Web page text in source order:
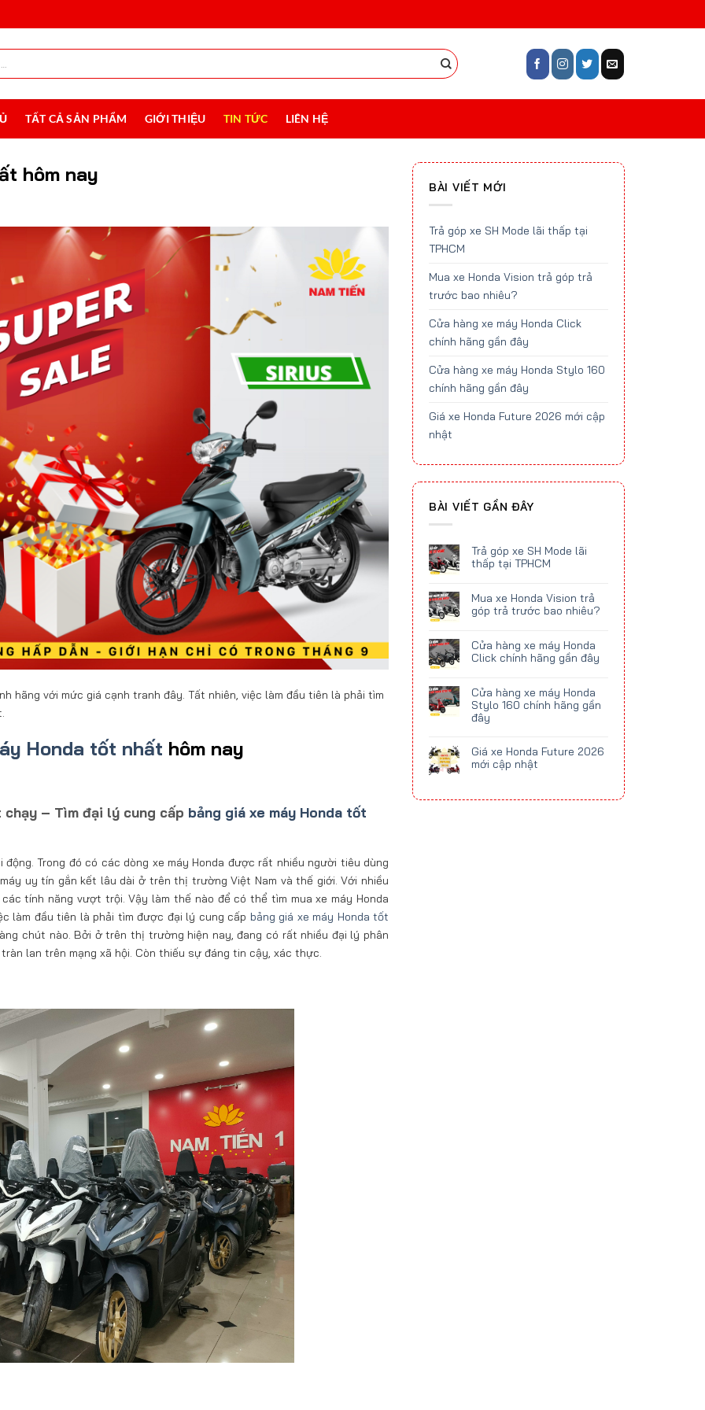
TẤT CẢ SẢN PHẨM GIỚI THIỆU TIN TỨC LIÊN HỆ
hôm nay
hãng với mức giá cạnh tranh đây. Tất nhiên, việc làm đầu tiên là phải tìm
Honda tốt nhất hôm nay
chạy – Tìm đại lý cung cấp bảng giá xe máy Honda tốt
Trong đó có các dòng xe máy Honda được rất nhiều người tiêu dùng
uy tín gắn kết lâu dài ở trên thị trường Việt Nam và thế giới. Với nhiều
tính năng vượt trội. Vậy làm thế nào để có thể tìm mua xe máy Honda
làm đầu tiên là phải tìm được đại lý cung cấp bảng giá xe máy Honda tốt
chút nào. Bởi ở trên thị trường hiện nay, đang có rất nhiều đại lý phân
lan trên mạng xã hội. Còn thiếu sự đáng tin cậy, xác thực.
BÀI VIẾT MỚI
Trả góp xe SH Mode lãi thấp tại
TPHCM
Mua xe Honda Vision trả góp trả
trước bao nhiêu?
Cửa hàng xe máy Honda Click
chính hãng gần đây
Cửa hàng xe máy Honda Stylo 160
chính hãng gần đây
Giá xe Honda Future 2026 mới cập
nhật
BÀI VIẾT GẦN ĐÂY
Trả góp xe SH Mode lãi
thấp tại TPHCM
Mua xe Honda Vision trả
góp trả trước bao nhiêu?
Cửa hàng xe máy Honda
Click chính hãng gần đây
Cửa hàng xe máy Honda
Stylo 160 chính hãng gần
đây
Giá xe Honda Future 2026
mới cập nhật